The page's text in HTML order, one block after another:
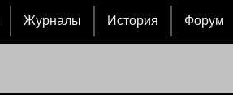
Журналы История Форум